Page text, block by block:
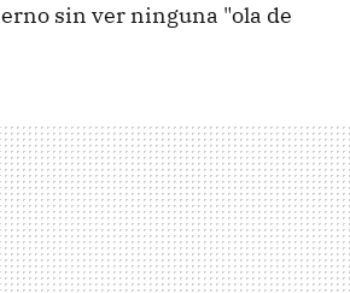
sin ver ninguna "ola de